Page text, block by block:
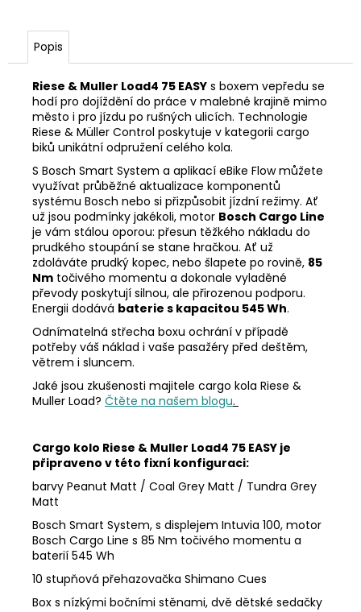
Popis
Riese & Muller Load4 75 EASY s boxem vepředu se
hodí pro dojíždění do práce v malebné krajině mimo
město i pro jízdu po rušných ulicích. Technologie
Riese & Müller Control poskytuje v kategorii cargo
biků unikátní odpružení celého kola.
S Bosch Smart System a aplikací eBike Flow můžete
využívat průběžné aktualizace komponentů
systému Bosch nebo si přizpůsobit jízdní režimy. Ať
už jsou podmínky jakékoli, motor Bosch Cargo Line
je vám stálou oporou: přesun těžkého nákladu do
prudkého stoupání se stane hračkou. Ať už
zdoláváte prudký kopec, nebo šlapete po rovině, 85
Nm točivého momentu a dokonale vyladěné
převody poskytují silnou, ale přirozenou podporu.
Energii dodává baterie s kapacitou 545 Wh.
Odnímatelná střecha boxu ochrání v případě
potřeby váš náklad i vaše pasažéry před deštěm,
větrem i sluncem.
Jaké jsou zkušenosti majitele cargo kola Riese &
Muller Load? Čtěte na našem blogu.
Cargo kolo Riese & Muller Load4 75 EASY je
připraveno v této fixní konfiguraci:
barvy Peanut Matt / Coal Grey Matt / Tundra Grey
Matt
Bosch Smart System, s displejem Intuvia 100, motor
Bosch Cargo Line s 85 Nm točivého momentu a
baterií 545 Wh
10 stupňová přehazovačka Shimano Cues
Box s nízkými bočními stěnami, dvě dětské sedačky